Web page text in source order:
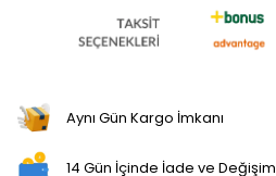
Aynı Gün Kargo İmkanı
14 Gün İçinde İade ve Değişim